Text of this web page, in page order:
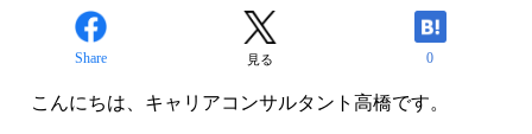
Share 見る 0
こんにちは、キャリアコンサルタント高橋です。